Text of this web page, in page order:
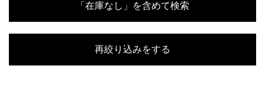
「在庫なし」を含めて検索
再絞り込みをする